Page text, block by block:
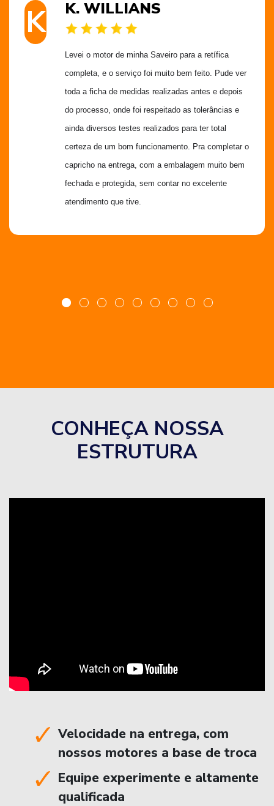
K K. WILLIANS
Levei o motor de minha Saveiro para a retífica
completa, e o serviço foi muito bem feito. Pude ver
toda a ficha de medidas realizadas antes e depois
do processo, onde foi respeitado as tolerâncias e
ainda diversos testes realizados para ter total
certeza de um bom funcionamento. Pra completar o
capricho na entrega, com a embalagem muito bem
fechada e protegida, sem contar no excelente
atendimento que tive.
CONHEÇA NOSSA
ESTRUTURA
Velocidade na entrega, com
nossos motores a base de troca
Equipe experimente e altamente
qualificada